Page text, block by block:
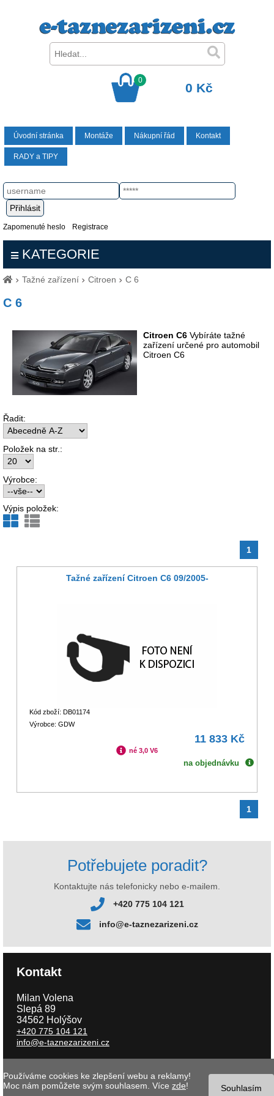
0
0 Kč
Úvodní stránka Montáže Nákupní řád Kontakt
RADY a TIPY
Zapomenuté heslo Registrace
KATEGORIE
Tažné zařízení Citroen C 6
C 6
Citroen C6 Vybíráte tažné
zařízení určené pro automobil
Citroen C6
Řadit:
Položek na str.:
Výrobce:
Výpis položek:
1
Tažné zařízení Citroen C6 09/2005-
Kód zboží: DB01174
Výrobce: GDW
11 833 Kč
né 3,0 V6
na objednávku
1
Potřebujete poradit?
Kontaktujte nás telefonicky nebo e-mailem.
+420 775 104 121
info@e-taznezarizeni.cz
Kontakt
Milan Volena
Slepá 89
34562 Holýšov
+420 775 104 121
info@e-taznezarizeni.cz
Copyright © 2026 e-taznezarizeni.cz | Aktualizace 09.08.2026 |
internetového obchodu- MK software |Nastavení cookies Souhlasím
Používáme cookies ke zlepšení webu a reklamy!
Moc nám pomůžete svým souhlasem. Více zde!